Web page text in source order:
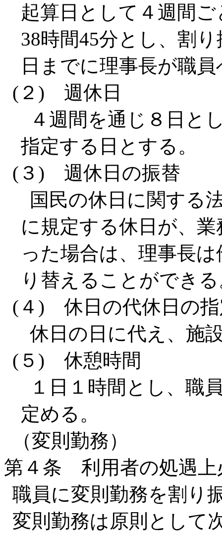
起算日として４週間
38時間45分とし、割
日までに理事長が職
(２) 週休日
４週間を通じ８日と
指定する日とする。
(３) 週休日の振替
国民の休日に関する
に規定する休日が、
った場合は、理事長
り替えることができ
(４) 休日の代休日の
休日の日に代え、施
(５) 休憩時間
１日１時間とし、職
定める。
（変則勤務）
第４条 利用者の処遇上
職員に変則勤務を割り
変則勤務は原則として